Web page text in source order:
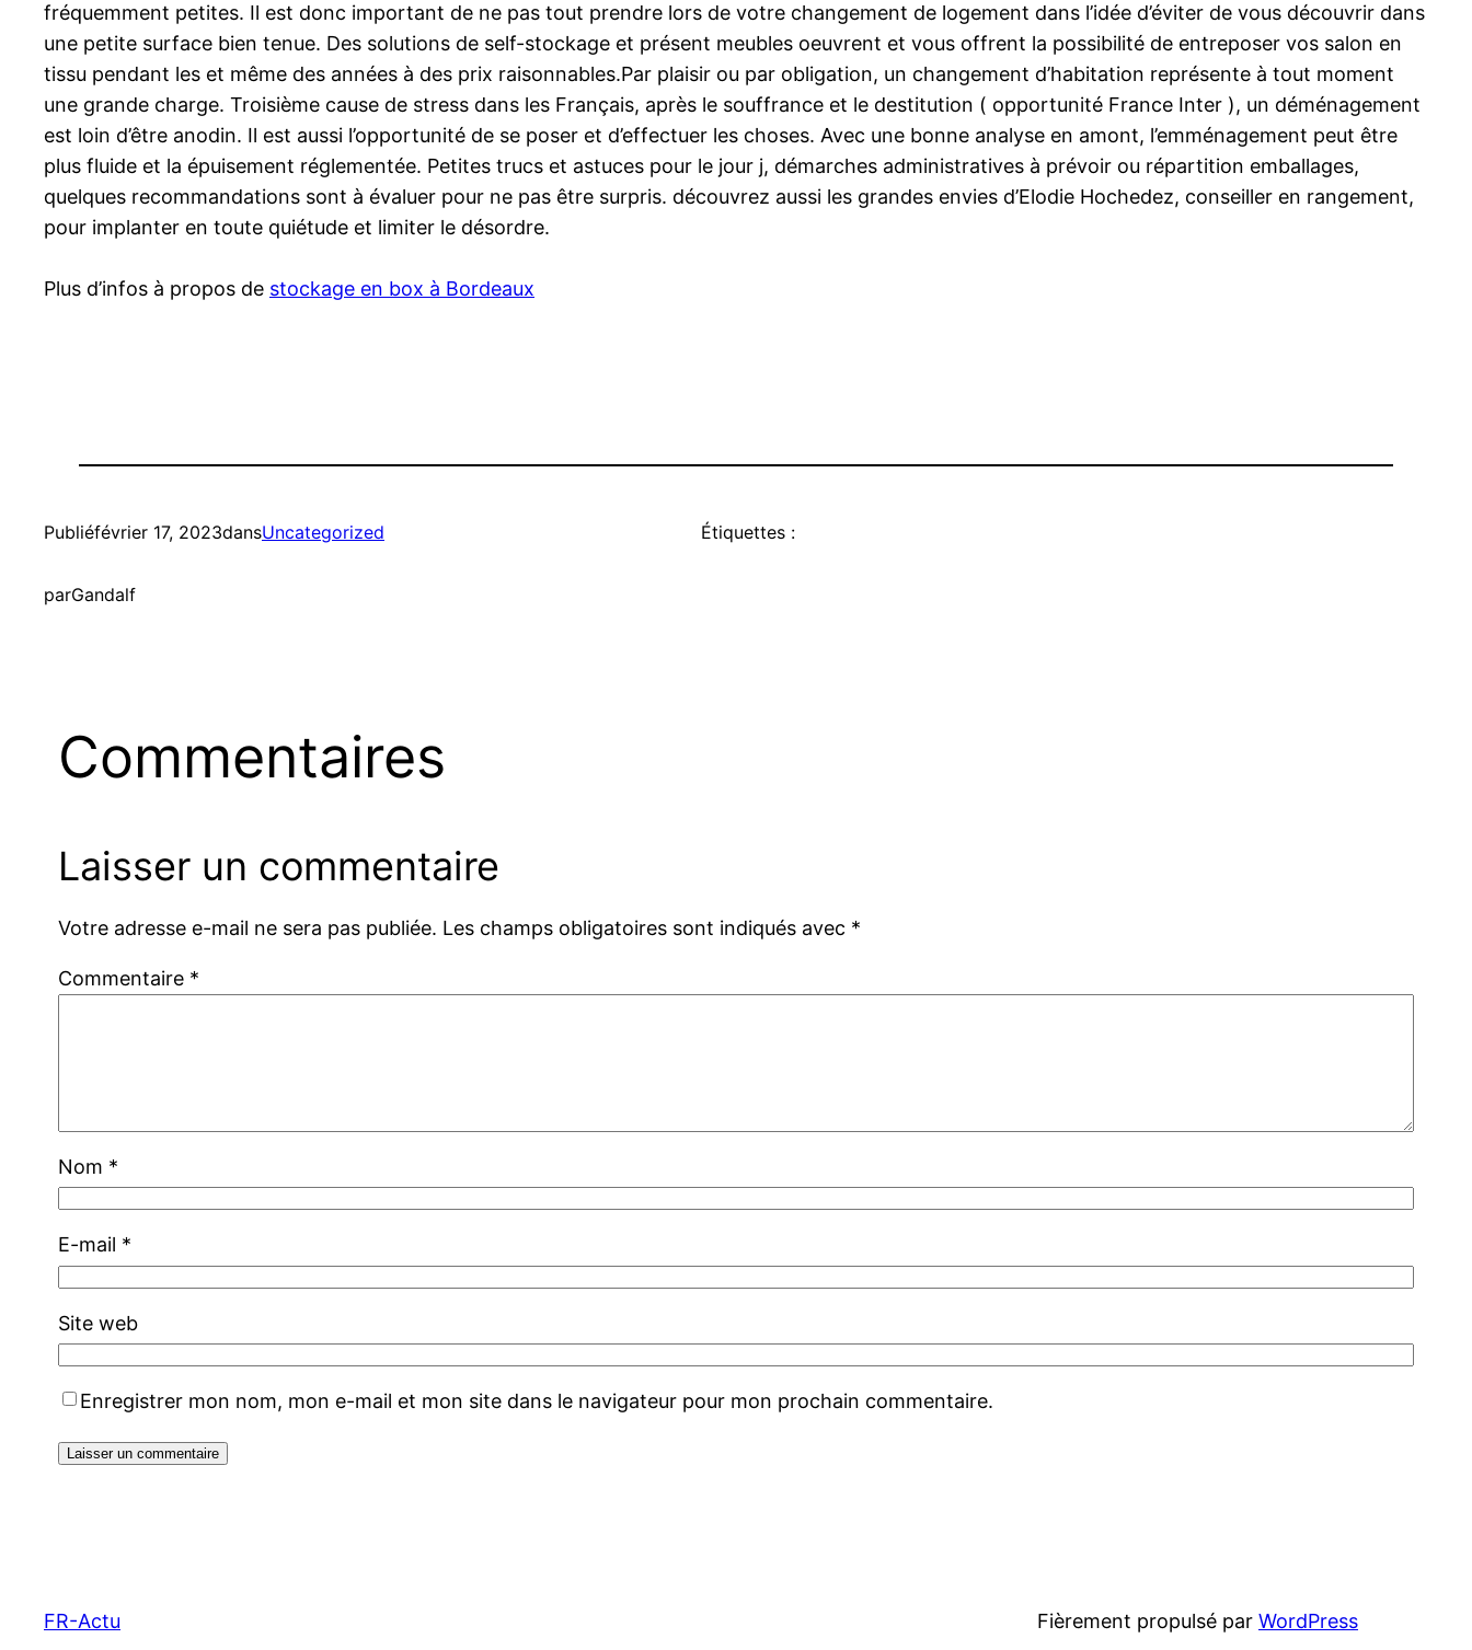
fréquemment petites. Il est donc important de ne pas tout prendre lors de votre changement de logement dans l’idée d’éviter de vous découvrir dans
une petite surface bien tenue. Des solutions de self-stockage et présent meubles oeuvrent et vous offrent la possibilité de entreposer vos salon en
tissu pendant les et même des années à des prix raisonnables.Par plaisir ou par obligation, un changement d’habitation représente à tout moment
une grande charge. Troisième cause de stress dans les Français, après le souffrance et le destitution ( opportunité France Inter ), un déménagement
est loin d’être anodin. Il est aussi l’opportunité de se poser et d’effectuer les choses. Avec une bonne analyse en amont, l’emménagement peut être
plus fluide et la épuisement réglementée. Petites trucs et astuces pour le jour j, démarches administratives à prévoir ou répartition emballages,
quelques recommandations sont à évaluer pour ne pas être surpris. découvrez aussi les grandes envies d’Elodie Hochedez, conseiller en rangement,
pour implanter en toute quiétude et limiter le désordre.
Plus d’infos à propos de stockage en box à Bordeaux
Publiéfévrier 17, 2023dansUncategorized
parGandalf
Étiquettes :
Commentaires
Laisser un commentaire
Votre adresse e-mail ne sera pas publiée. Les champs obligatoires sont indiqués avec *
Commentaire *
Nom *
E-mail *
Site web
Enregistrer mon nom, mon e-mail et mon site dans le navigateur pour mon prochain commentaire.
FR-Actu Fièrement propulsé par WordPress